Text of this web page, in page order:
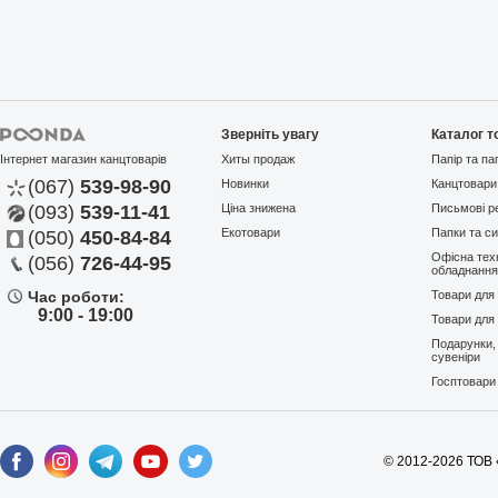
Інтернет магазин канцтоварів
(067) 539-98-90
(093) 539-11-41
(050) 450-84-84
(056) 726-44-95
Час роботи:
9:00 - 19:00
Зверніть увагу
Хиты продаж
Новинки
Ціна знижена
Екотовари
Каталог
Папір та
Канцтовари
Письмові
Папки та
Офісна
обладнання
Товари
Товари для
Подарунки,
сувеніри
© 2012-2026 ТОВ